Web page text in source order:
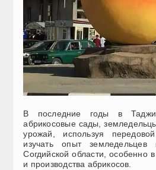
В последние годы в
абрикосовые сады,
урожай, используя
изучать опыт
Согдийской области, особенно
и производства абрикосов.